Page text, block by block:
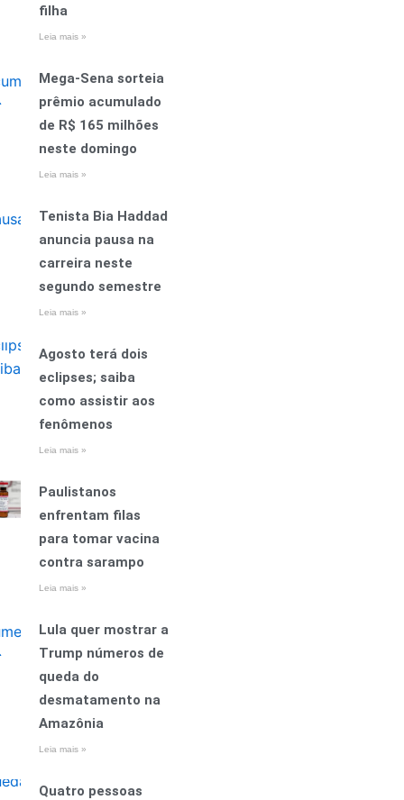
filha
Leia mais »
Mega-Sena sorteia
prêmio acumulado
de R$ 165 milhões
neste domingo
Leia mais »
Tenista Bia Haddad
anuncia pausa na
carreira neste
segundo semestre
Leia mais »
Agosto terá dois
eclipses; saiba
como assistir aos
fenômenos
Leia mais »
Paulistanos
enfrentam filas
para tomar vacina
contra sarampo
Leia mais »
Lula quer mostrar a
Trump números de
queda do
desmatamento na
Amazônia
Leia mais »
Quatro pessoas